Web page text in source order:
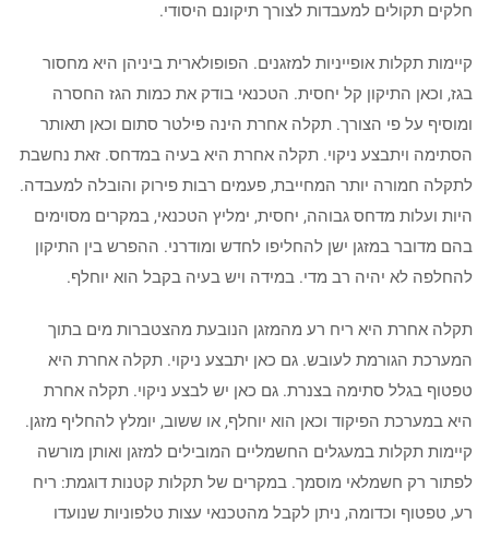
חלקים תקולים למעבדות לצורך תיקונם היסודי.
קיימות תקלות אופייניות למזגנים. הפופולארית ביניהן היא מחסור
בגז, וכאן התיקון קל יחסית. הטכנאי בודק את כמות הגז החסרה
ומוסיף על פי הצורך. תקלה אחרת הינה פילטר סתום וכאן תאותר
הסתימה ויתבצע ניקוי. תקלה אחרת היא בעיה במדחס. זאת נחשבת
לתקלה חמורה יותר המחייבת, פעמים רבות פירוק והובלה למעבדה.
היות ועלות מדחס גבוהה, יחסית, ימליץ הטכנאי, במקרים מסוימים
בהם מדובר במזגן ישן להחליפו לחדש ומודרני. ההפרש בין התיקון
להחלפה לא יהיה רב מדי. במידה ויש בעיה בקבל הוא יוחלף.
תקלה אחרת היא ריח רע מהמזגן הנובעת מהצטברות מים בתוך
המערכת הגורמת לעובש. גם כאן יתבצע ניקוי. תקלה אחרת היא
טפטוף בגלל סתימה בצנרת. גם כאן יש לבצע ניקוי. תקלה אחרת
היא במערכת הפיקוד וכאן הוא יוחלף, או ששוב, יומלץ להחליף מזגן.
קיימות תקלות במעגלים החשמליים המובילים למזגן ואותן מורשה
לפתור רק חשמלאי מוסמך. במקרים של תקלות קטנות דוגמת: ריח
רע, טפטוף וכדומה, ניתן לקבל מהטכנאי עצות טלפוניות שנועדו